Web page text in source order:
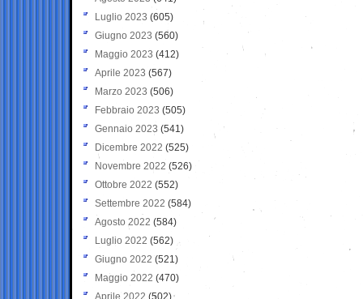
Luglio 2023 (605)
Giugno 2023 (560)
Maggio 2023 (412)
Aprile 2023 (567)
Marzo 2023 (506)
Febbraio 2023 (505)
Gennaio 2023 (541)
Dicembre 2022 (525)
Novembre 2022 (526)
Ottobre 2022 (552)
Settembre 2022 (584)
Agosto 2022 (584)
Luglio 2022 (562)
Giugno 2022 (521)
Maggio 2022 (470)
Aprile 2022 (502)